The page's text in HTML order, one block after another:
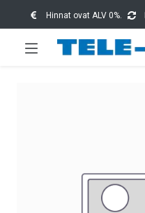
Hinnat ovat ALV 0%.